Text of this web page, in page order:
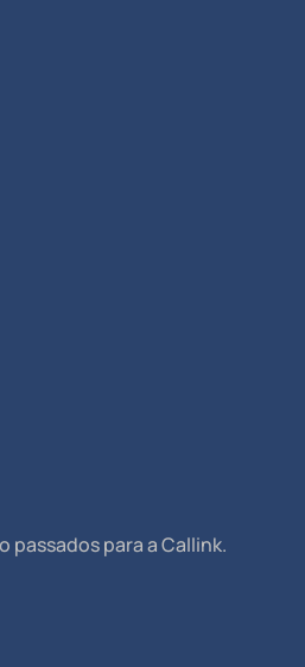
passados para a Callink.